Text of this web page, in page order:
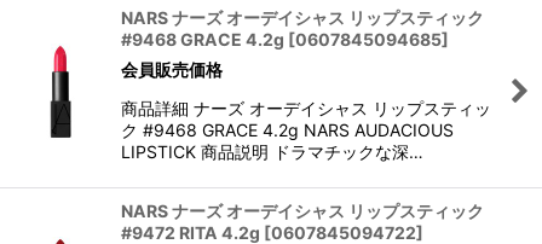
NARS ナーズ オーデイシャス リップスティック
#9468 GRACE 4.2g [0607845094685]
会員販売価格
商品詳細 ナーズ オーデイシャス リップスティッ
ク #9468 GRACE 4.2g NARS AUDACIOUS
LIPSTICK 商品説明 ドラマチックな深…
NARS ナーズ オーデイシャス リップスティック
#9472 RITA 4.2g [0607845094722]